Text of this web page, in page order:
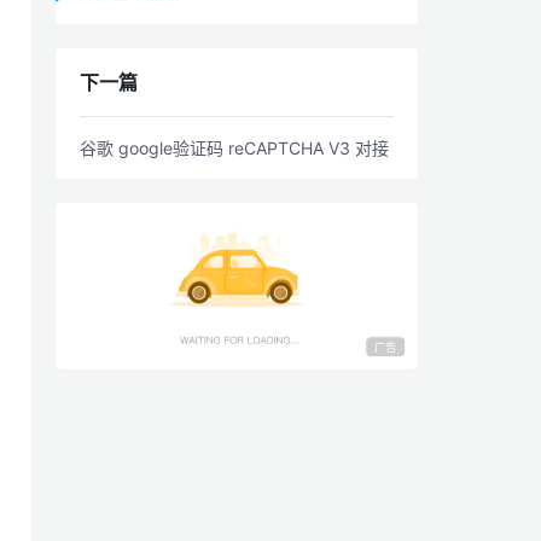
下一篇
谷歌 google验证码 reCAPTCHA V3 对接
广告